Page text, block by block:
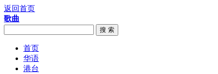
返回首页
歌曲
搜 索
首页
华语
港台